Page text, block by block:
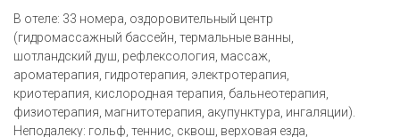
В отеле: 33 номера, оздоровительный центр
(гидромассажный бассейн, термальные ванны,
шотландский душ, рефлексология, массаж,
ароматерапия, гидротерапия, электротерапия,
криотерапия, кислородная терапия, бальнеотерапия,
физиотерапия, магнитотерапия, акупунктура, ингаляции).
Неподалеку: гольф, теннис, сквош, верховая езда,